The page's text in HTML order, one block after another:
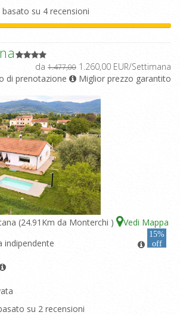
basato su 4 recensioni
da 1.477,00 1.260,00 EUR/Settimana
di prenotazione
Miglior prezzo garantito
(24.91Km da Monterchi ) Vedi Mappa
15%
off
indipendente
su 2 recensioni